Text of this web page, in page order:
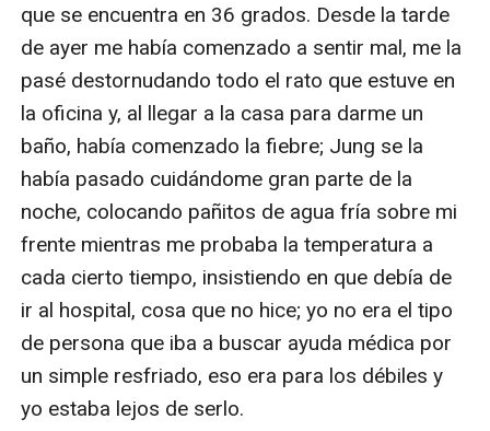
que se encuentra en 36 grados. Desde la tarde
de ayer me había comenzado a sentir mal, me la
pasé destornudando todo el rato que estuve en
la oficina y, al llegar a la casa para darme un
baño, había comenzado la fiebre; Jung se la
había pasado cuidándome gran parte de la
noche, colocando pañitos de agua fría sobre mi
frente mientras me probaba la temperatura a
cada cierto tiempo, insistiendo en que debía de
ir al hospital, cosa que no hice; yo no era el tipo
de persona que iba a buscar ayuda médica por
un simple resfriado, eso era para los débiles y
yo estaba lejos de serlo.